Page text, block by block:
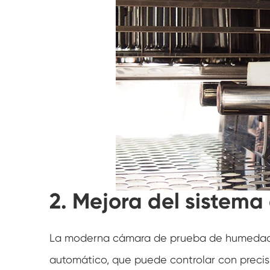
2. Mejora del
La moderna cámara de prueba de
automático, que puede controlar con